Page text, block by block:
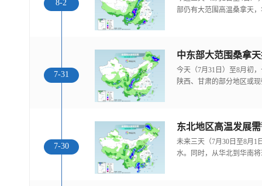
8-2
部仍有大范围高温桑拿天
7-31
中东部大范围桑拿
今天（7月31日）至8月初
陕西、甘肃的部分地区或
7-30
东北地区高温发展
未来三天（7月30日至8月1
水。同时，从华北到华南